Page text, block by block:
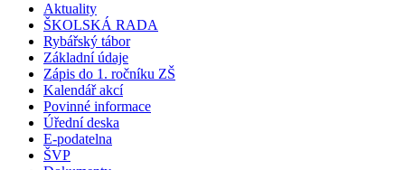
Aktuality
ŠKOLSKÁ RADA
Rybářský tábor
Základní údaje
Zápis do 1. ročníku ZŠ
Kalendář akcí
Povinné informace
Úřední deska
E-podatelna
ŠVP